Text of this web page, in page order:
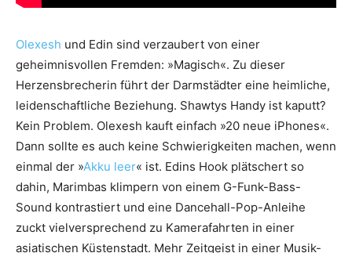
Olexesh und Edin sind verzaubert von einer
geheimnisvollen Fremden: »Magisch«. Zu dieser
Herzensbrecherin führt der Darmstädter eine heimliche,
leidenschaftliche Beziehung. Shawtys Handy ist kaputt?
Kein Problem. Olexesh kauft einfach »20 neue iPhones«.
Dann sollte es auch keine Schwierigkeiten machen, wenn
einmal der »Akku leer« ist. Edins Hook plätschert so
dahin, Marimbas klimpern von einem G-Funk-Bass-
Sound kontrastiert und eine Dancehall-Pop-Anleihe
zuckt vielversprechend zu Kamerafahrten in einer
asiatischen Küstenstadt. Mehr Zeitgeist in einer Musik-